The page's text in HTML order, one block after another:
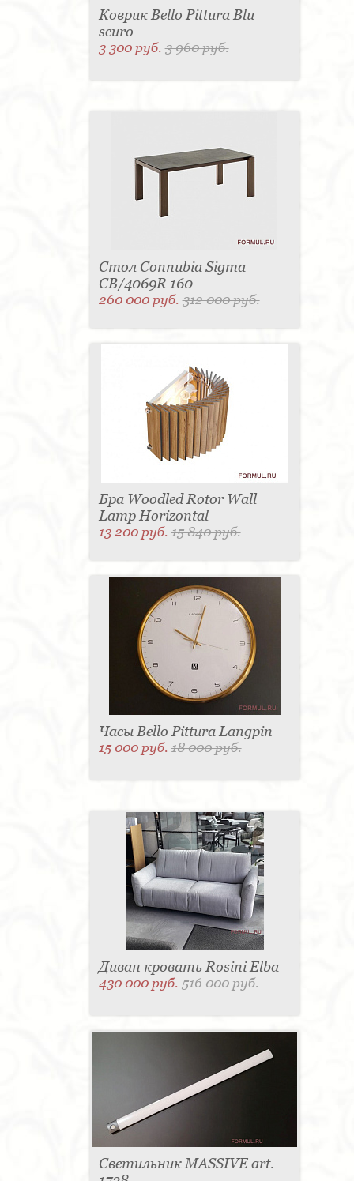
Коврик Bello Pittura Blu
scuro
3 300 руб.3 960 руб.
Стол Connubia Sigma
CB/4069R 160
260 000 руб.312 000 руб.
Бра Woodled Rotor Wall
Lamp Horizontal
13 200 руб.15 840 руб.
Часы Bello Pittura Langpin
15 000 руб.18 000 руб.
Диван кровать Rosini Elba
430 000 руб.516 000 руб.
Светильник MASSIVE art.